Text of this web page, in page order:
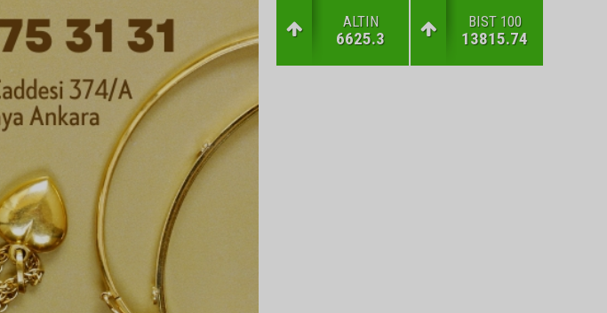
ALTIN
6625.3
BIST 100
13815.74